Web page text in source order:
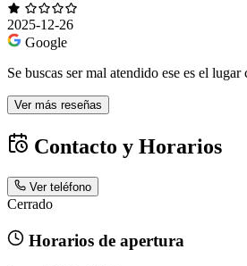
2025-12-26
Google
Se buscas ser mal atendido ese es el lugar
Ver más reseñas
Contacto y Horarios
Ver teléfono
Cerrado
Horarios de apertura